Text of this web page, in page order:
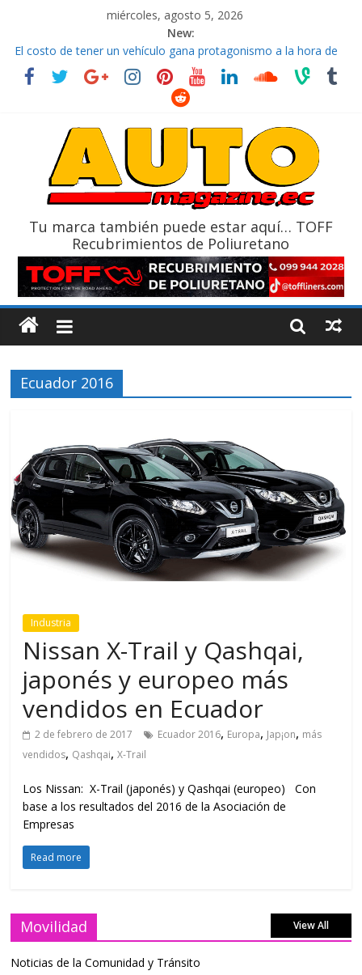
miércoles, agosto 5, 2026
New:
El costo de tener un vehículo gana protagonismo a la hora de
decidir
Ultima película ‘Spider‑Man: Brand New Day’ pone en escena a
La Vuelta al Ecuador 2026, edición 47ª, recorre 7 provincias en 8
La FEDAK recibe 12 Sinotruk Bolden para cubrir las rutas de La
Tu marca también puede estar aquí… TOFF
Recubrimientos de Poliuretano
Ecuador 2016
Industria
Nissan X-Trail y Qashqai,
japonés y europeo más
vendidos en Ecuador
2 de febrero de 2017 Ecuador 2016, Europa, Jap¡on, más
vendidos, Qashqai,X-Trail
Los Nissan: X-Trail (japonés) y Qashqai (europeo) Con
base a los resultados del 2016 de la Asociación de
Empresas
Read more
Movilidad View All
Noticias de la Comunidad y Tránsito